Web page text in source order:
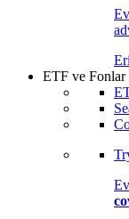
ETF ve Fonlar